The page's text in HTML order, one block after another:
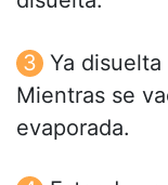
Ya
Mientras se
evaporada.